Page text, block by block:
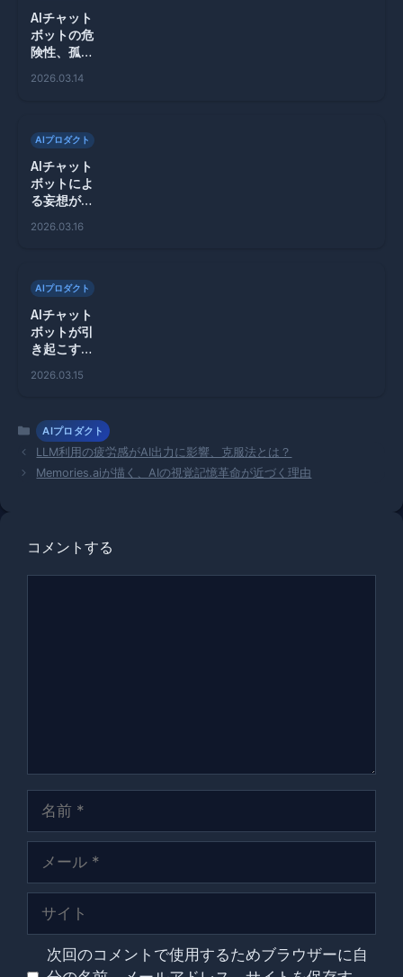
AIチャット
ボットの危
険性、孤独
が暴力行為
2026.03.14
AIプロダクト
AIチャット
ボットによ
る妄想が引
険性、その
2026.03.16
AIプロダクト
AIチャット
ボットが引
き起こす孤
のリスクと
2026.03.15
カ
テ
ゴ
リ
AIプロダクト
LLM利用の疲労感がAI出力に影響、克服法とは？
Memories.aiが描く、AIの視覚記憶革命が近づく理由
コメントする
ル
次回のコメントで使用するためブラウザーに自